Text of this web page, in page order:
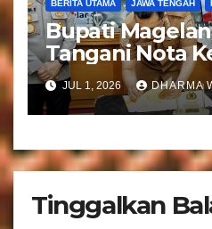
BERITA UTAMA JAWA TENGAH
Bupati
Tangani Nota
Pengalihan
Regident Di
Bandongan
JUL 1, 2026 DHARMA
Tinggalkan